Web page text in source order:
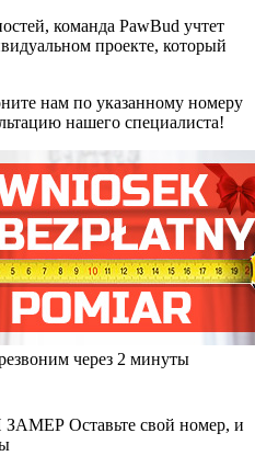
команда PawBud учтет
проекте, который
нам по указанному номеру
нашего специалиста!
через 2 минуты
ЗАМЕР Оставьте свой номер, и